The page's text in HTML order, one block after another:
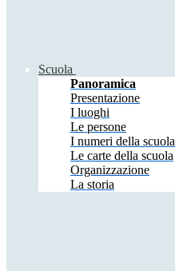
Scuola
Panoramica
Presentazione
I luoghi
Le persone
I numeri della scuola
Le carte della scuola
Organizzazione
La storia